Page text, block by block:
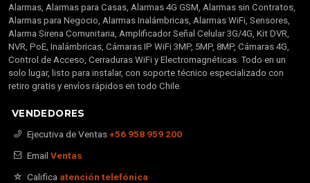
Alarmas, Alarmas para Casas, Alarmas 4G GSM, Alarmas sin Contratos,
Alarmas para Negocio, Alarmas Inalámbricas, Alarmas WiFi, Sensores,
Alarma Sirena Comunitaria, Amplificador Señal Celular 3G/4G, Kit DVR,
NVR, PoE, Inalámbricas, Cámaras IP WiFi 3MP, 5MP, 8MP, Cámaras 4G,
Control de Acceso, Cerraduras WiFi y Electromagnéticas. Todo en un
solo lugar, listo para instalar, con soporte técnico especializado con
retiro gratis y envíos rápidos en todo Chile.
VENDEDORES
Ejecutiva de Ventas+56 958 959 200
Email Ventas
Califica atención telefónica